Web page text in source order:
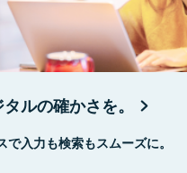
ルの確かさを。
入力も検索もスムーズに。